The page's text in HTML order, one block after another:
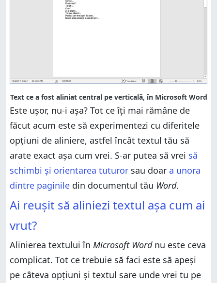
Text ce a fost aliniat central pe verticală, în Microsoft Word
Este ușor, nu-i așa? Tot ce îți mai rămâne de
făcut acum este să experimentezi cu diferitele
opțiuni de aliniere, astfel încât textul tău să
arate exact așa cum vrei. S-ar putea să vrei să
schimbi și orientarea tuturor sau doar a unora
dintre paginile din documentul tău Word.
Ai reușit să aliniezi textul așa cum ai
vrut?
Alinierea textului în Microsoft Wordnu este ceva
complicat. Tot ce trebuie să faci este să apeși
pe câteva opțiuni și textul sare unde vrei tu pe